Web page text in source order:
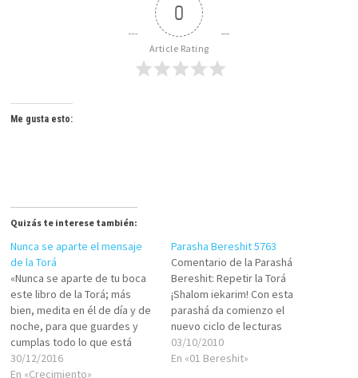
0
Article Rating
Me gusta esto:
Quizás te interese también:
Nunca se aparte el mensaje
de la Torá
«Nunca se aparte de tu boca
este libro de la Torá; más
bien, medita en él de día y de
noche, para que guardes y
cumplas todo lo que está
escrito en él. Así tendrás
éxito, y todo te saldrá
30/12/2016
En «Crecimiento»
Parasha Bereshit 5763
Comentario de la Parashá
Bereshit: Repetir la Torá
¡Shalom iekarim! Con esta
parashá da comienzo el
nuevo ciclo de lecturas
anuales de la Torá. Una
pregunta que
03/10/2010
En «01 Bereshit»